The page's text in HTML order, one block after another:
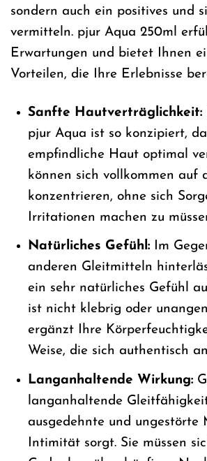
sondern auch ein positives und
vermitteln. pjur Aqua 250ml
Erwartungen und bietet Ihnen
Vorteilen, die Ihre Erlebnisse
Sanfte Hautverträglichkeit:
pjur Aqua ist so konzipiert,
empfindliche Haut optimal
können sich vollkommen auf
konzentrieren, ohne sich
Irritationen machen zu
Natürliches Gefühl:Im
anderen Gleitmitteln
ein sehr natürliches Gefühl
ist nicht klebrig oder
ergänzt Ihre
Weise, die sich authentisch
Langanhaltende Wirkung:
langanhaltende
ausgedehnte und ungestörte
Intimität sorgt. Sie müssen